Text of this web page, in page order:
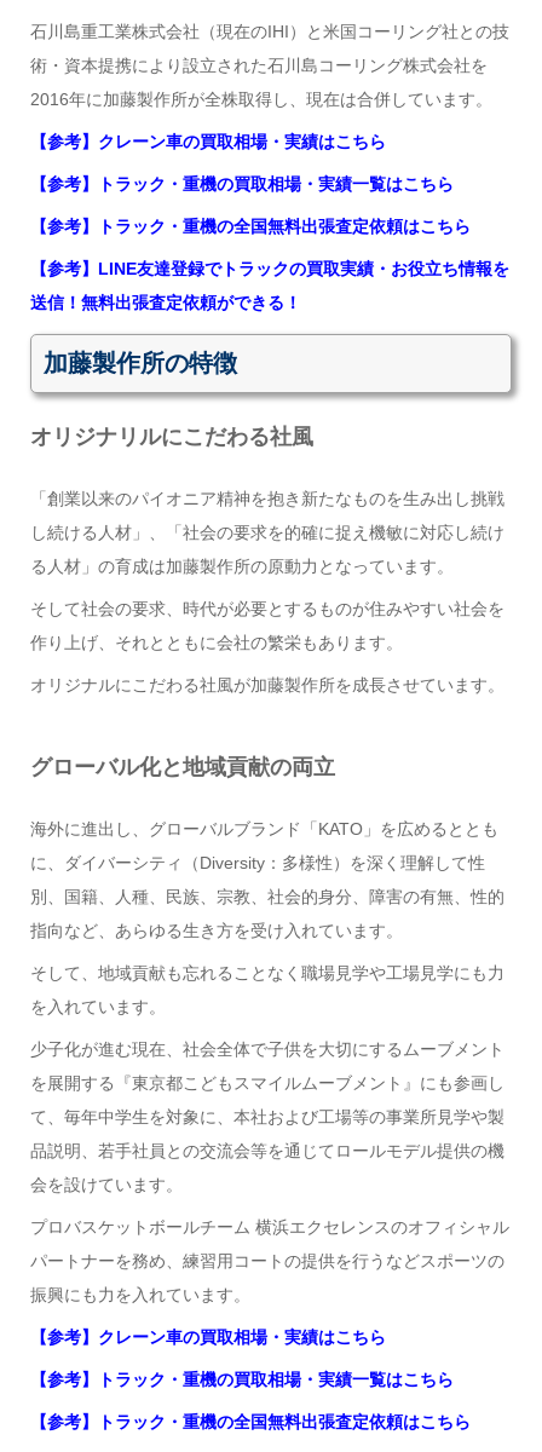
石川島重工業株式会社（現在のIHI）と米国コーリング社との技
術・資本提携により設立された石川島コーリング株式会社を
2016年に加藤製作所が全株取得し、現在は合併しています。
【参考】クレーン車の買取相場・実績はこちら
【参考】トラック・重機の買取相場・実績一覧はこちら
【参考】トラック・重機の全国無料出張査定依頼はこちら
【参考】LINE友達登録でトラックの買取実績・お役立ち情報を
送信！無料出張査定依頼ができる！
加藤製作所の特徴
オリジナリルにこだわる社風
「創業以来のパイオニア精神を抱き新たなものを生み出し挑戦
し続ける人材」、「社会の要求を的確に捉え機敏に対応し続け
る人材」の育成は加藤製作所の原動力となっています。
そして社会の要求、時代が必要とするものが住みやすい社会を
作り上げ、それとともに会社の繁栄もあります。
オリジナルにこだわる社風が加藤製作所を成長させています。
グローバル化と地域貢献の両立
海外に進出し、グローバルブランド「KATO」を広めるととも
に、ダイバーシティ（Diversity：多様性）を深く理解して性
別、国籍、人種、民族、宗教、社会的身分、障害の有無、性的
指向など、あらゆる生き方を受け入れています。
そして、地域貢献も忘れることなく職場見学や工場見学にも力
を入れています。
少子化が進む現在、社会全体で子供を大切にするムーブメント
を展開する『東京都こどもスマイルムーブメント』にも参画し
て、毎年中学生を対象に、本社および工場等の事業所見学や製
品説明、若手社員との交流会等を通じてロールモデル提供の機
会を設けています。
プロバスケットボールチーム 横浜エクセレンスのオフィシャル
パートナーを務め、練習用コートの提供を行うなどスポーツの
振興にも力を入れています。
【参考】クレーン車の買取相場・実績はこちら
【参考】トラック・重機の買取相場・実績一覧はこちら
【参考】トラック・重機の全国無料出張査定依頼はこちら